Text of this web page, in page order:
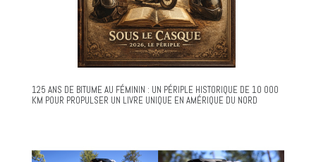
125 ANS DE BITUME AU FÉMININ : UN PÉRIPLE HISTORIQUE DE 10 000
KM POUR PROPULSER UN LIVRE UNIQUE EN AMÉRIQUE DU NORD